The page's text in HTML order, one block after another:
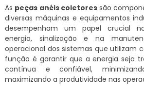
As peças anéis coletoressão
diversas máquinas e equipamentos
desempenham um papel crucial
energia, sinalização e na
operacional dos sistemas que utilizam
função é garantir que a energia seja
contínua e confiável,
maximizando a produtividade nas